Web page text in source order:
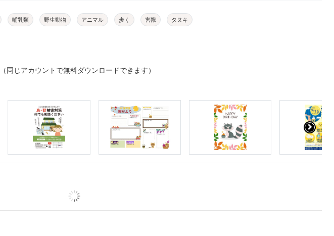
哺乳類 野生動物 アニマル 歩く 害獣 タヌキ
（同じアカウントで無料ダウンロードできます）